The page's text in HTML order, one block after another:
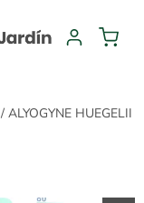
/ ALYOGYNE HUEGELII